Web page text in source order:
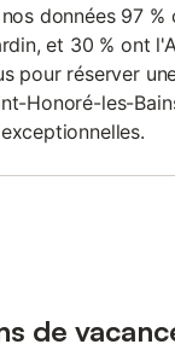
données 97 %
et 30 % ont
pour réserver
Honoré-les-
de